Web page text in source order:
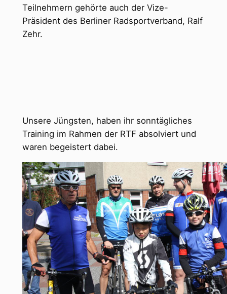
Teilnehmern gehörte auch der Vize-
Präsident des Berliner Radsportverband, Ralf
Zehr.
Unsere Jüngsten, haben ihr sonntägliches
Training im Rahmen der RTF absolviert und
waren begeistert dabei.